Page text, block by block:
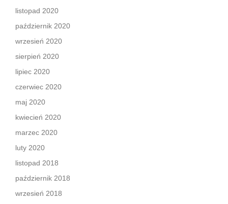
listopad 2020
październik 2020
wrzesień 2020
sierpień 2020
lipiec 2020
czerwiec 2020
maj 2020
kwiecień 2020
marzec 2020
luty 2020
listopad 2018
październik 2018
wrzesień 2018